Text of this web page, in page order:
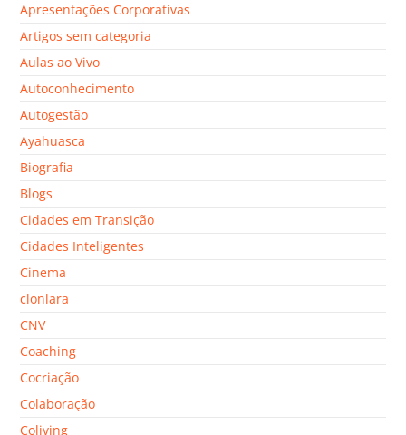
Apresentações Corporativas
Artigos sem categoria
Aulas ao Vivo
Autoconhecimento
Autogestão
Ayahuasca
Biografia
Blogs
Cidades em Transição
Cidades Inteligentes
Cinema
clonlara
CNV
Coaching
Cocriação
Colaboração
Coliving